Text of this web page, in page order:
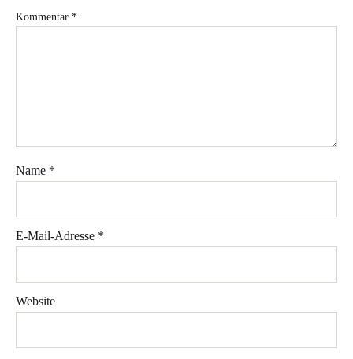
Kommentar *
Name *
E-Mail-Adresse *
Website